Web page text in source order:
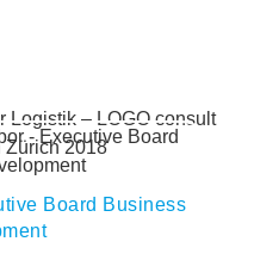
Logistik – LOGO consult
Zürich 2018
Board Business